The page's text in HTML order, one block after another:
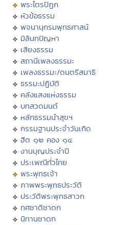
พระไตรปิฏก
หัวข้อธรรม
พจนานุกรมพุทธศาสน์
มิลินทปัญหา
เสียงธรรม
สถานีเพลงธรรมะ
เพลงธรรมะ/ดนตรีสมาธิ
ธรรมะปฏิบัติ
คลังแสงแห่งธรรม
บทสวดมนต์
หลักธรรมนำสุขฯ
กรรมฐานประจำวันเกิด
ฮีต ๑๒ คอง ๑๔
งานบุญประจำปี
ประเพณีทั่วไทย
พระพุทธเจ้า
ภาพพระพุทธประวัติ
ประวัติพระพุทธสาวก
ทศชาติชาดก
นิทานชาดก